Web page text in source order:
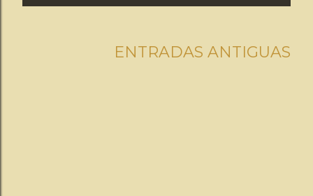
ENTRADAS ANTIGUAS